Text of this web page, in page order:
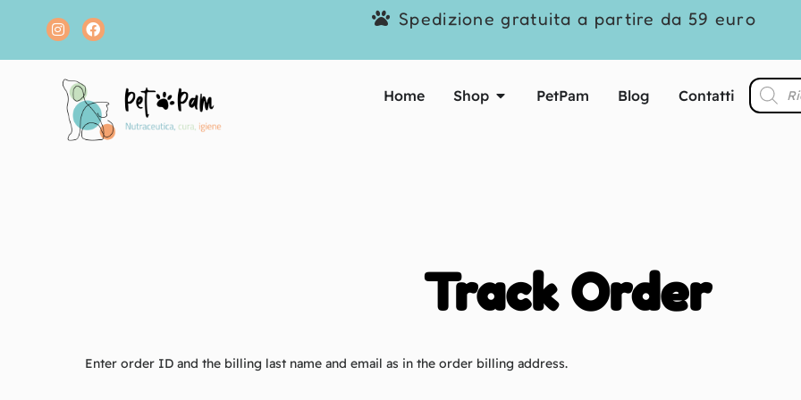
Spedizione gratuita a partire da 59 euro
Home Shop PetPam Blog Contatti
Track Order
Enter order ID and the billing last name and email as in the order billing address.